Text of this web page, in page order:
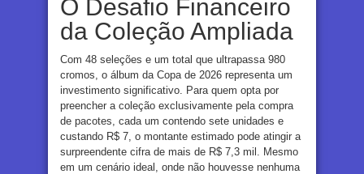
O Desafio Financeiro
da Coleção Ampliada
Com 48 seleções e um total que ultrapassa 980
cromos, o álbum da Copa de 2026 representa um
investimento significativo. Para quem opta por
preencher a coleção exclusivamente pela compra
de pacotes, cada um contendo sete unidades e
custando R$ 7, o montante estimado pode atingir a
surpreendente cifra de mais de R$ 7,3 mil. Mesmo
em um cenário ideal, onde não houvesse nenhuma